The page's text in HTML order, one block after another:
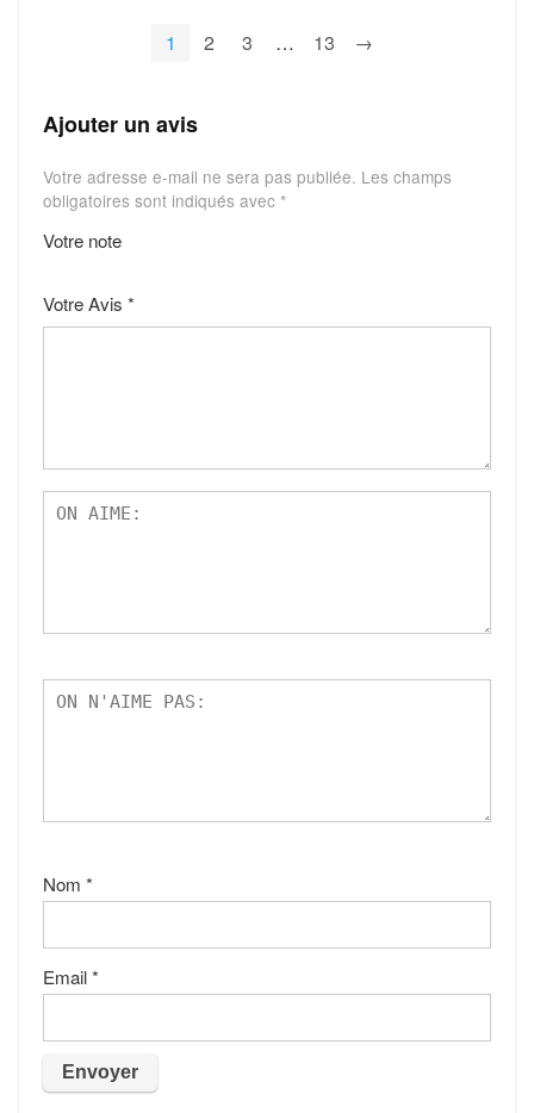
1 2 3 … 13 →
Ajouter un avis
Votre adresse e-mail ne sera pas publiée. Les champs
obligatoires sont indiqués avec *
Votre note
Votre Avis *
Nom *
Email*